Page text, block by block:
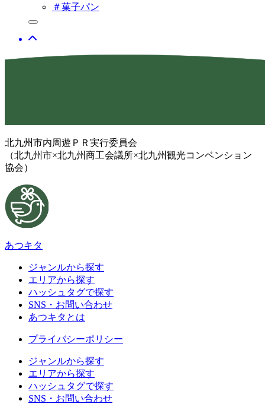
＃菓子パン
北九州市内周遊ＰＲ実行委員会
（北九州市×北九州商工会議所×北九州観光コンベンション
協会）
あつキタ
ジャンルから探す
エリアから探す
ハッシュタグで探す
SNS・お問い合わせ
あつキタとは
プライバシーポリシー
ジャンルから探す
エリアから探す
ハッシュタグで探す
SNS・お問い合わせ